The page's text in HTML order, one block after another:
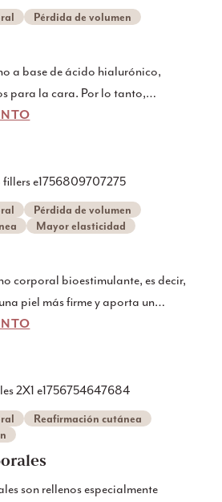
transformar su piel
naturales y radiantes que
Pérdida de volumen
a base de ácido hialurónico,
para la cara. Por lo tanto,
instantáneo y normalmente
Pérdida de volumen
Mayor elasticidad
corporal bioestimulante, es decir,
piel más firme y aporta un
que el rostro, el cuerpo
parte superior de los brazos, etc.
Reafirmación cutánea
son rellenos especialmente